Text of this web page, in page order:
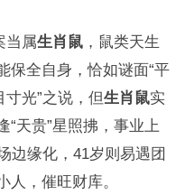
当属生肖鼠，鼠类天生
保全自身，恰如谜面“平
寸光”之说，但生肖鼠实
“天贵”星照拂，事业上
边缘化，41岁则易遇团
人，催旺财库。